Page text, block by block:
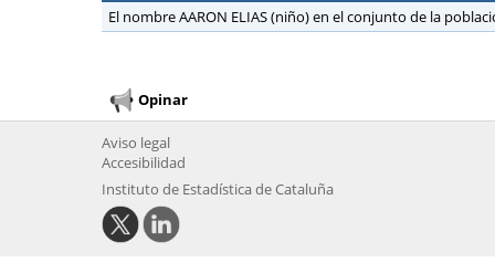
El nombre AARON ELIAS (niño) en el conjunto de la
Opinar
Aviso legal
Accesibilidad
Instituto de Estadística de Cataluña